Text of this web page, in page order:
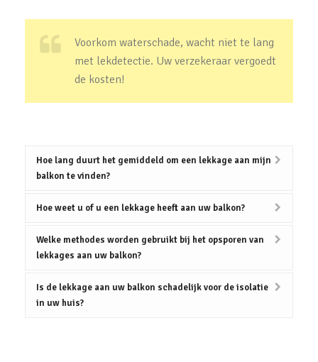
Voorkom waterschade, wacht niet te lang
met lekdetectie. Uw verzekeraar vergoedt
de kosten!
Hoe lang duurt het gemiddeld om een lekkage aan mijn
balkon te vinden?
Hoe weet u of u een lekkage heeft aan uw balkon?
Welke methodes worden gebruikt bij het opsporen van
lekkages aan uw balkon?
Is de lekkage aan uw balkon schadelijk voor de isolatie
in uw huis?